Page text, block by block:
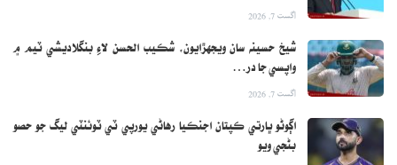
اگست 7, 2026
شيخ حسينه سان ويجهڙايون، شڪيب الحسن لاءِ بنگلاديشي ٽيم ۾
واپسي جا در…
اگست 7, 2026
اڳوڻو ڀارتي ڪپتان اجنڪيا رهاڻي يورپي ٽي ٽوئنٽي ليگ جو حصو
بڻجي ويو